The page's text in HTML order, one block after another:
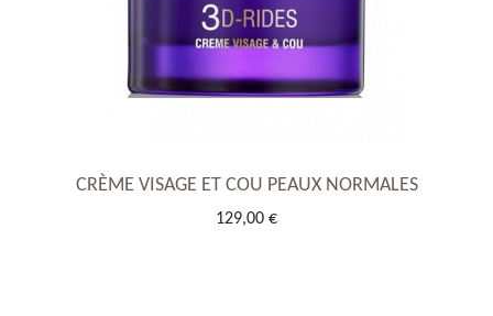
CRÈME VISAGE ET COU PEAUX NORMALES
129,00 €